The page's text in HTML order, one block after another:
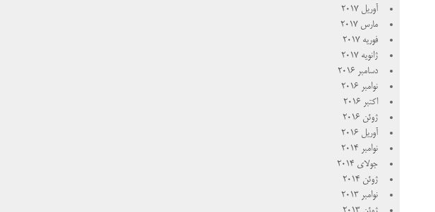
آوریل 2017
مارس 2017
فوریه 2017
ژانویه 2017
دسامبر 2016
نوامبر 2016
اکتبر 2016
ژوئن 2016
آوریل 2016
نوامبر 2014
جولای 2014
ژوئن 2014
نوامبر 2013